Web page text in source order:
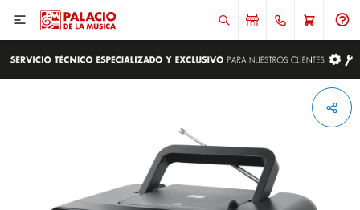
